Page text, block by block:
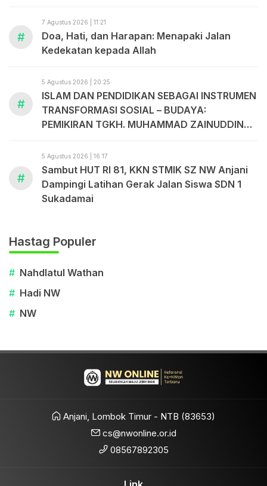
#
7 Agustus 2026 | 11:21
Doa, Hati, dan Harapan: Menapaki Jalan
Kedekatan kepada Allah
#
5 Agustus 2026 | 20:25
ISLAM DAN PENDIDIKAN SEBAGAI INSTRUMEN
TRANSFORMASI SOSIAL – BUDAYA:
PEMIKIRAN TGKH. MUHAMMAD ZAINUDDIN
#
5 Agustus 2026 | 16:17
Sambut HUT RI 81, KKN STMIK SZ NW Anjani
Dampingi Latihan Gerak Jalan Siswa SDN 1
Sukadamai
Hastag Populer
# Nahdlatul Wathan
# Hadi NW
# NW
Anjani, Lombok Timur - NTB (83653)
cs@nwonline.or.id
08567892305